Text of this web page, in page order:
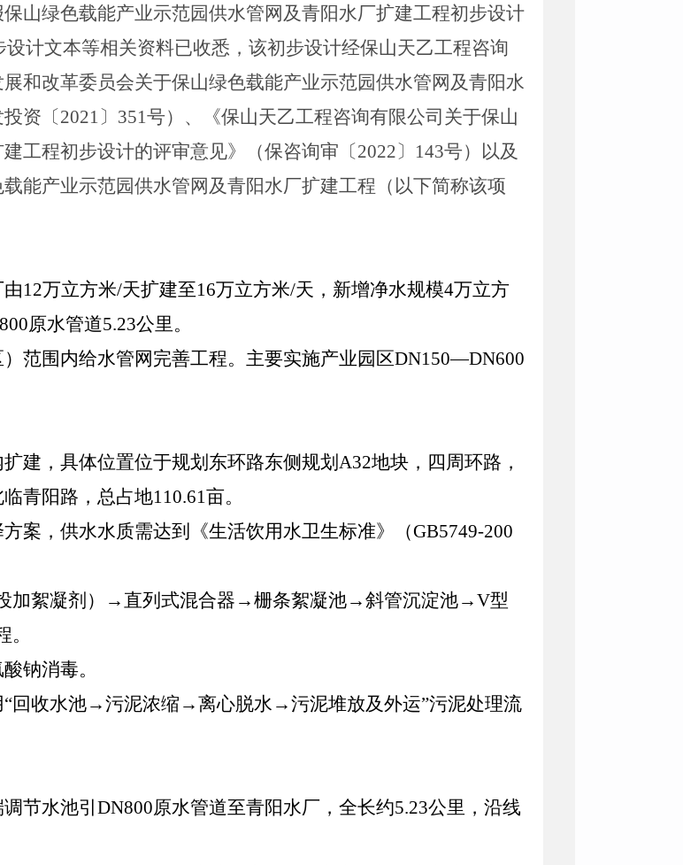
山绿色载能产业示范园供水管网及青阳水厂扩建工程初步设计
设计文本等相关资料已收悉，该初步设计经保山天乙工程咨询
展和改革委员会关于保山绿色载能产业示范园供水管网及青阳水
资〔2021〕 351号）、《保山天乙工程咨询有限公司关于保山
工程初步设计的评审意见》（保咨询审〔2022〕 143号）
以及
能产业示范园供水管网及青阳水厂扩建工程（以下简称该项
12万立方米/天扩建至16万立方米/天，新增净水规模4万立方
原水管道5.23公里。
范围内给水管网完善工程。 主要实施产业园区DN150—DN600
建，具体位置位于规划东环路东侧规划A32地块，四周环路，
青阳路，总占地110.61亩。
案，供水水质需达到《生活饮用水卫生标准》（GB5749-200
加絮凝剂）→直列式混合器→栅条絮凝池→斜管沉淀池→V型
钠消毒。
“回收水池→污泥浓缩→离心脱水→污泥堆放及外运”污泥处理流
节水池引DN800原水管道至青阳水厂，全长约5.23公里，沿线